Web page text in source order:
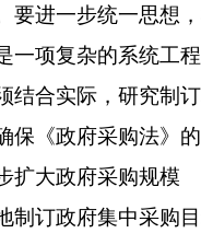
进一步统一思想
一项复杂的系统工
结合实际，研究制
《政府采购法》的
大政府采购规模
订政府集中采购